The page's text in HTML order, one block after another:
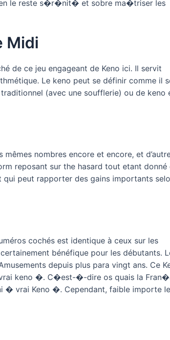
en le reste s�r�nit� et sobre ma�triser les
Midi
de ce jeu engageant de Keno ici. Il servit
Le keno peut se définir comme il
(avec une soufflerie) ou de keno
nombres encore et encore, et
reposant sur the hasard tout etant donné
qui peut rapporter des gains importants
cochés est identique à ceux sur les
bénéfique pour les débutants.
depuis plus para vingt ans. Ce
keno �. C�est-�-dire os quais la
� vrai Keno �. Cependant, faible importe le